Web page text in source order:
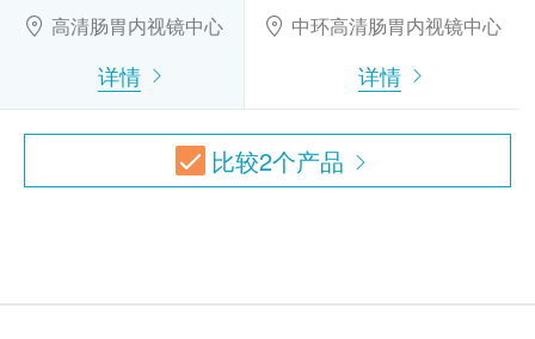
序，病人检查后可于休息室放松稍息，于数个小时内
回家。
所有内视镜套餐均包括静脉注射镇静剂费、活组织
免责声明：
所有健康检查/服务并非作为医务诊断或治疗用
途。当阁下身体健康出现任何疾病征兆时，应立即
咨询有认可资格的医生，作出诊断及治疗。
本服务/产品由商户提供。生活易【健康网购
health.ESDlife】并没有经营或提供本服务/产品。
高清肠胃内视镜中心
详情
中环高清肠胃内视镜中心
详情
比较2个产品